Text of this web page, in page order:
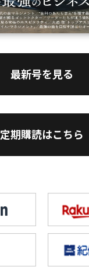
最新号を見る
定期購読はこちら